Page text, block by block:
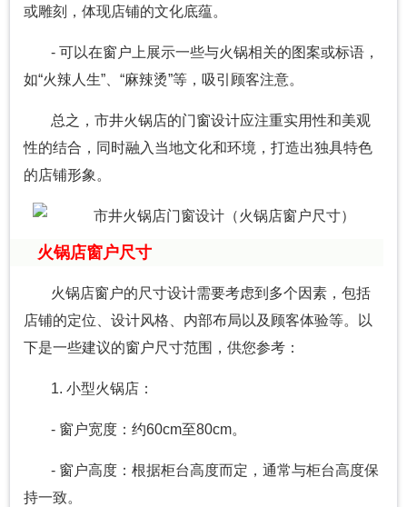
或雕刻，体现店铺的文化底蕴。
- 可以在窗户上展示一些与火锅相关的图案或标语，
如“火辣人生”、“麻辣烫”等，吸引顾客注意。
总之，市井火锅店的门窗设计应注重实用性和美观
性的结合，同时融入当地文化和环境，打造出独具特色
的店铺形象。
火锅店窗户尺寸
火锅店窗户的尺寸设计需要考虑到多个因素，包括
店铺的定位、设计风格、内部布局以及顾客体验等。以
下是一些建议的窗户尺寸范围，供您参考：
1. 小型火锅店：
- 窗户宽度：约60cm至80cm。
- 窗户高度：根据柜台高度而定，通常与柜台高度保
持一致。